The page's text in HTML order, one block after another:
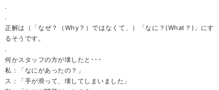
.
.
正解は（「なぜ？（Why？）ではなくて、）「なに？(What？)」にす
るそうです。
.
何かスタッフの方が壊したと･･･
私：「なにがあったの？」
ス：「手が滑って、壊してしまいました」